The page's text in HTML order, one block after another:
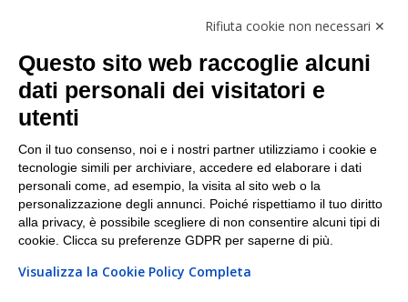
Facebook
Linkedin
I nostri punti di ritiro e spedizione pacchi nelle
maggiori città italiane
Torino|Milano|Roma|Bologna|Firenze| Genova
Napoli|Varese
Rifiuta cookie non necessari ✕
Questo sito web raccoglie alcuni
dati personali dei visitatori e
utenti
Con il tuo consenso, noi e i nostri partner utilizziamo i cookie e
tecnologie simili per archiviare, accedere ed elaborare i dati
personali come, ad esempio, la visita al sito web o la
personalizzazione degli annunci. Poiché rispettiamo il tuo diritto
alla privacy, è possibile scegliere di non consentire alcuni tipi di
cookie. Clicca su preferenze GDPR per saperne di più.
Visualizza la Cookie Policy Completa